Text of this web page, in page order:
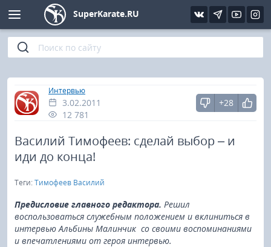
SuperKarate.RU
Главная
»
Интервью
3.02.2011
12 781
+28
Василий Тимофеев: сделай выбор – и
иди до конца!
Теги:Тимофеев Василий
Предисловие главного редактора. Решил
воспользоваться служебным положением и вклиниться в
интервьюАльбины Малинчик со своими воспоминаниями
и впечатлениями от героя интервью.
Киокушинкай
Кёкусин (IFK)
Шинкиокушинкай
Кекусин-кан
Бокс
UFC и MMA
Фото
Видео
Интервью
Статьи
Уроки каратэ
Файлы
Библиотека